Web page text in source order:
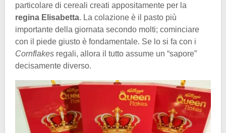
particolare di cereali creati appositamente per la
regina Elisabetta. La colazione è il pasto più
importante della giornata secondo molti; cominciare
con il piede giusto è fondamentale. Se lo si fa con i
Cornflakes regali, allora il tutto assume un “sapore”
decisamente diverso.